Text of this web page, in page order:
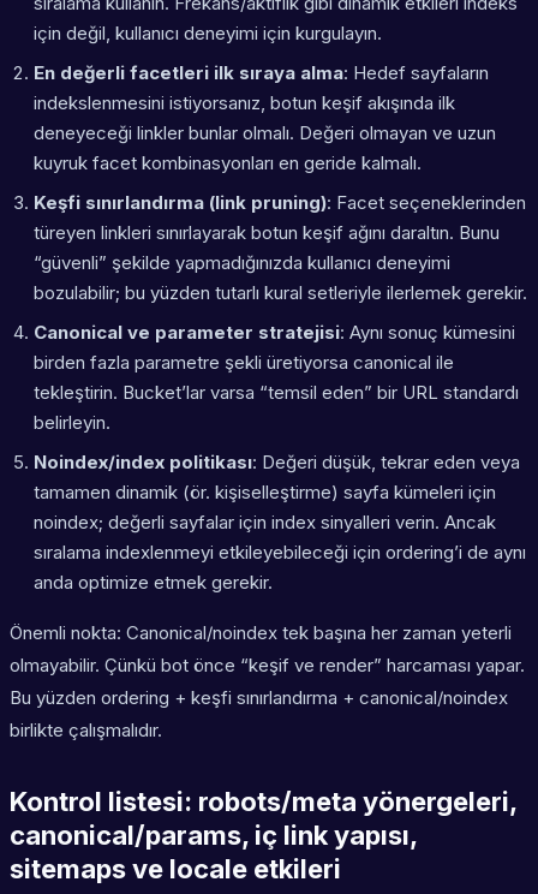
için değil, kullanıcı deneyimi için kurgulayın.
En değerli facetleri ilk sıraya alma: Hedef sayfaların
indekslenmesini istiyorsanız, botun keşif akışında ilk
deneyeceği linkler bunlar olmalı. Değeri olmayan ve uzun
kuyruk facet kombinasyonları en geride kalmalı.
Keşfi sınırlandırma (link pruning): Facet seçeneklerinden
türeyen linkleri sınırlayarak botun keşif ağını daraltın. Bunu
“güvenli” şekilde yapmadığınızda kullanıcı deneyimi
bozulabilir; bu yüzden tutarlı kural setleriyle ilerlemek gerekir.
Canonical ve parameter stratejisi: Aynı sonuç kümesini
birden fazla parametre şekli üretiyorsa canonical ile
tekleştirin. Bucket’lar varsa “temsil eden” bir URL standardı
belirleyin.
Noindex/index politikası: Değeri düşük, tekrar eden veya
tamamen dinamik (ör. kişiselleştirme) sayfa kümeleri için
noindex; değerli sayfalar için index sinyalleri verin. Ancak
sıralama indexlenmeyi etkileyebileceği için ordering’i de aynı
anda optimize etmek gerekir.
Önemli nokta: Canonical/noindex tek başına her zaman yeterli
olmayabilir. Çünkü bot önce “keşif ve render” harcaması yapar.
Bu yüzden ordering + keşfi sınırlandırma + canonical/noindex
birlikte çalışmalıdır.
Kontrol listesi: robots/meta yönergeleri,
canonical/params, iç link yapısı,
sitemaps ve locale etkileri